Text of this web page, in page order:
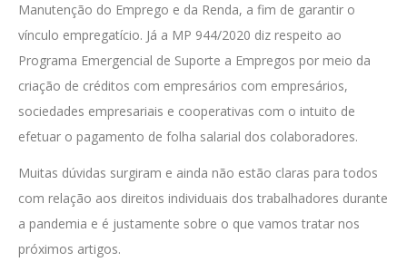
Manutenção do Emprego e da Renda, a fim de garantir o
vínculo empregatício. Já a MP 944/2020 diz respeito ao
Programa Emergencial de Suporte a Empregos por meio da
criação de créditos com empresários com empresários,
sociedades empresariais e cooperativas com o intuito de
efetuar o pagamento de folha salarial dos colaboradores.
Muitas dúvidas surgiram e ainda não estão claras para todos
com relação aos direitos individuais dos trabalhadores durante
a pandemia e é justamente sobre o que vamos tratar nos
próximos artigos.